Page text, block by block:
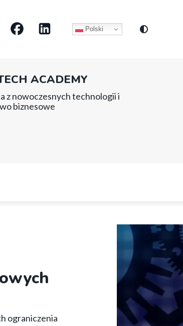
Social
Polski
ACADEMY
z nowoczesnych technologii i
biznesowe
ograniczenia